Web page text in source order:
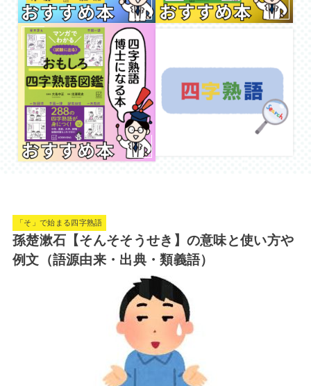
「そ」で始まる四字熟語
孫楚漱石【そんそそうせき】の意味と使い方や
例文（語源由来・出典・類義語）